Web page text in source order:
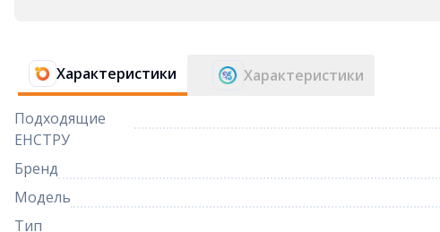
Характеристики Характеристики
Подходящие
ЕНСТРУ
Бренд
Модель
Тип